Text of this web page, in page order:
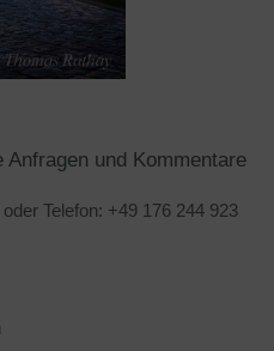
Anfragen und Kommentare
Telefon: +49 176 244 923